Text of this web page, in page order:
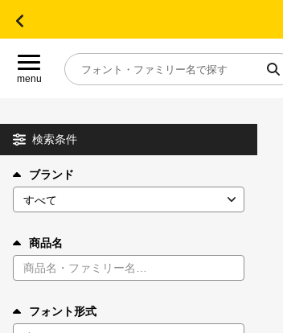
menu
目的別フォントガイド
特集
年間ライセンス商品
キャンペーン一覧
検索条件
ブランド
商品名
フォント形式